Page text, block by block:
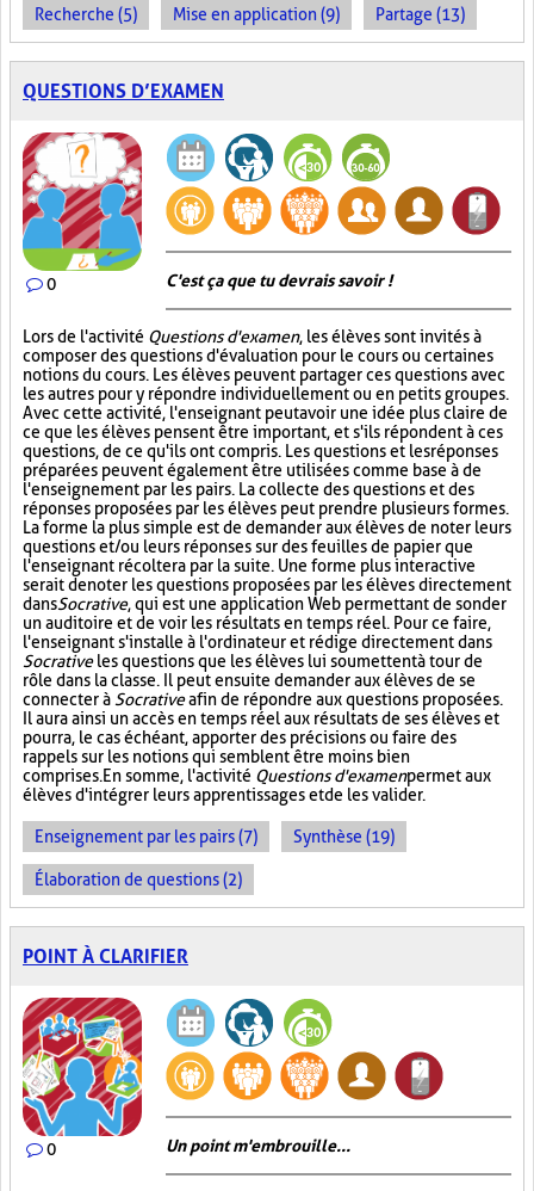
Recherche (5) Mise en application (9) Partage (13)
QUESTIONS D’EXAMEN
0 C'est ça que tu devrais savoir !
Lors de l'activité Questions d'examen, les élèves sont invités à
composer des questions d'évaluation pour le cours ou certaines
notions du cours. Les élèves peuvent partager ces questions avec
les autres pour y répondre individuellement ou en petits groupes.
Avec cette activité, l'enseignant peut avoir une idée plus claire de
ce que les élèves pensent être important, et s'ils répondent à ces
questions, de ce qu'ils ont compris. Les questions et les réponses
préparées peuvent également être utilisées comme base à de
l'enseignement par les pairs. La collecte des questions et des
réponses proposées par les élèves peut prendre plusieurs formes.
La forme la plus simple est de demander aux élèves de noter leurs
questions et/ou leurs réponses sur des feuilles de papier que
l'enseignant récoltera par la suite. Une forme plus interactive
serait de noter les questions proposées par les élèves directement
dansSocrative, qui est une application Web permettant de sonder
un auditoire et de voir les résultats en temps réel. Pour ce faire,
l'enseignant s'installe à l'ordinateur et rédige directement dans
Socrativeles questions que les élèves lui soumettent à tour de
rôle dans la classe. Il peut ensuite demander aux élèves de se
connecter à Socrativeafin de répondre aux questions proposées.
Il aura ainsi un accès en temps réel aux résultats de ses élèves et
pourra, le cas échéant, apporter des précisions ou faire des
rappels sur les notions qui semblent être moins bien
comprises. En somme, l'activité Questions d'examenpermet aux
élèves d'intégrer leurs apprentissages et de les valider.
Enseignement par les pairs (7) Synthèse (19)
Élaboration de questions (2)
POINT À CLARIFIER
0 Un point m'embrouille...